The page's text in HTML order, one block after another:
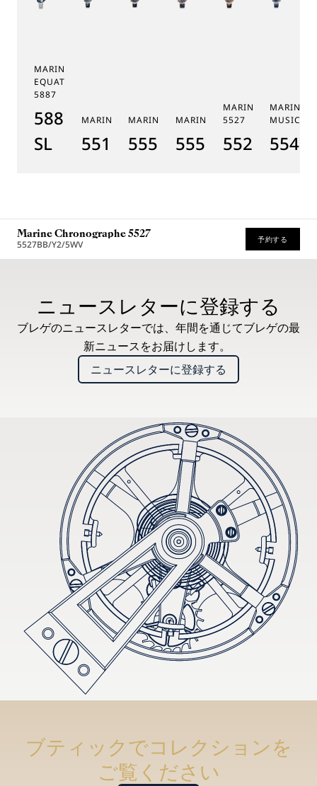
MARINE TOURBILLON
EQUATION MARCHANTE
5887
5887PT/YS/PW0
SL
MARINE 5517
5517BR/Y2/9ZU
MARINE HORA MUNDI 5555
5555BH/YS/9WV
MARINE HORA MUNDI 5557
5557BR/YS/5WV
MARINE
5527
5527BR/
MARINE
Marine Chronographe 5527
5527BB/Y2/5WV 予約する
ニュースレターに登録する
ブレゲのニュースレターでは、年間を通じてブレゲの最
新ニュースをお届けします。
ニュースレターに登録する
ブティックでコレクションを
ご覧ください